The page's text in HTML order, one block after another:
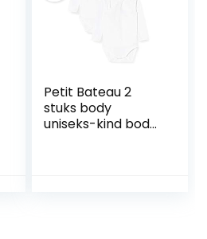
Petit Bateau 2
stuks body
uniseks-kind body